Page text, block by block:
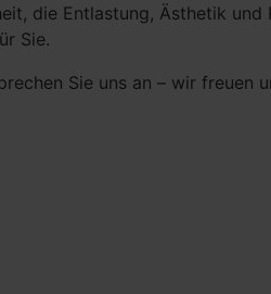
die Entlastung, Ästhetik
Sie.
Sie uns an – wir freuen